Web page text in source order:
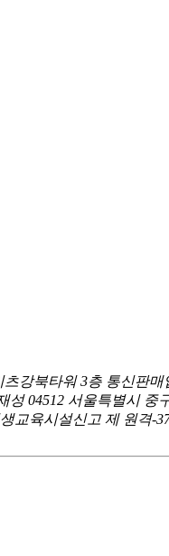
츠강북타워 3층 통신판매
성 04512 서울특별시 중
교육시설신고 제 원격-